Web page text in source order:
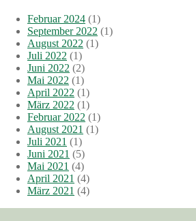
Februar 2024 (1)
September 2022 (1)
August 2022 (1)
Juli 2022 (1)
Juni 2022 (2)
Mai 2022 (1)
April 2022 (1)
März 2022 (1)
Februar 2022 (1)
August 2021 (1)
Juli 2021 (1)
Juni 2021 (5)
Mai 2021 (4)
April 2021 (4)
März 2021 (4)